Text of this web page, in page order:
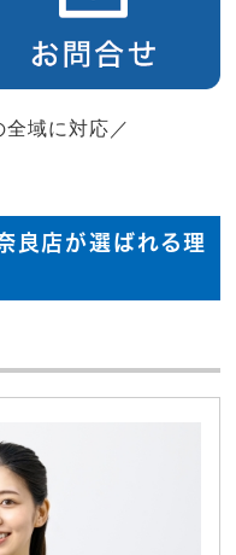
域に対応／
良店が選ばれる理